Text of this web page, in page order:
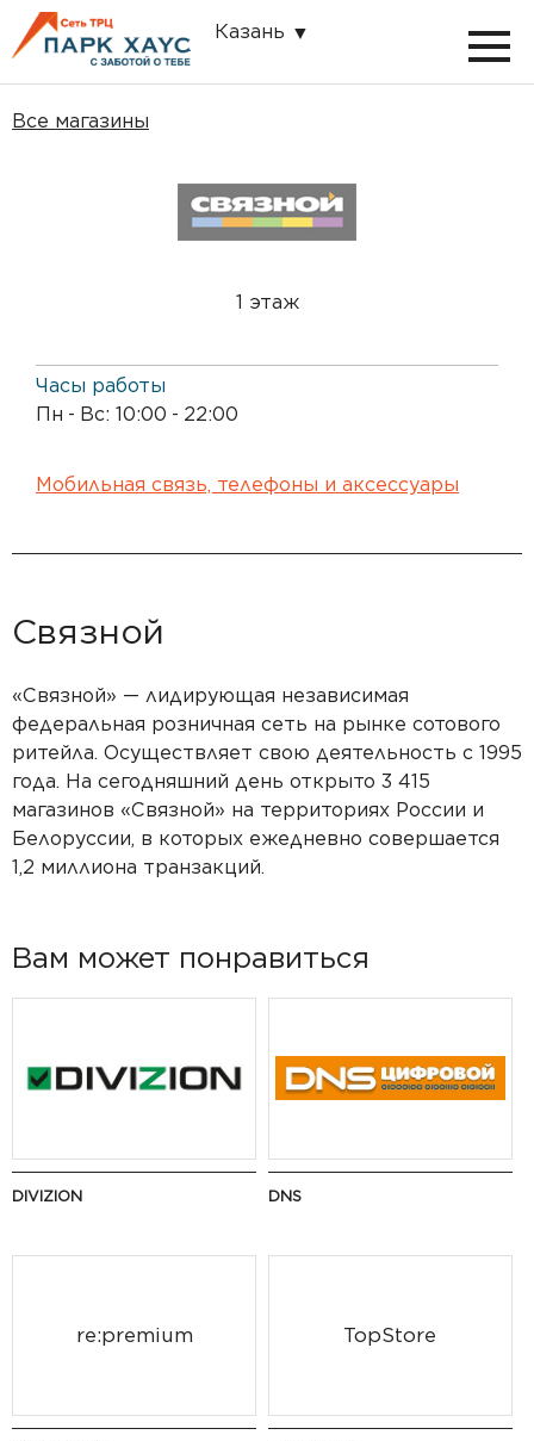
Казань
Все магазины
1 этаж
Часы работы
Пн - Вс: 10:00 - 22:00
Мобильная связь, телефоны и аксессуары
Связной
«Связной» — лидирующая независимая
федеральная розничная сеть на рынке сотового
ритейла. Осуществляет свою деятельность с 1995
года. На сегодняшний день открыто 3 415
магазинов «Связной» на территориях России и
Белоруссии, в которых ежедневно совершается
1,2 миллиона транзакций.
Вам может понравиться
DIVIZION DNS
re:premium TopStore